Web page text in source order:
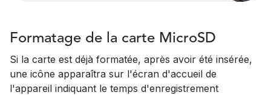
Formatage de la carte MicroSD
Si la carte est déjà formatée, après avoir été insérée,
une icône apparaîtra sur l'écran d'accueil de
l'appareil indiquant le temps d'enregistrement